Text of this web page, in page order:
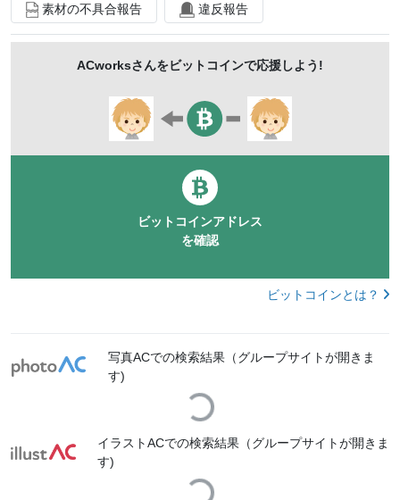
赤ちゃん ベビー 子育て
ゆらゆら 乳児 窓際 外国人 カメラ目線
夢中 baby_mothermac mdmk149
素材の不具合報告 違反報告
ACworksさんをビットコインで応援しよう!
ビットコインアドレス
を確認
ビットコインとは？
写真ACでの検索結果（グループサイトが開きま
す)
Loading...
イラストACでの検索結果（グループサイトが開きま
す)
Loading...